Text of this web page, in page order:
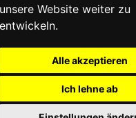
unsere Website weiter zu
entwickeln.
Alle akzeptieren
Ich lehne ab
Düsseldorf | 2026/
Donnerstag, 06. August 2026,